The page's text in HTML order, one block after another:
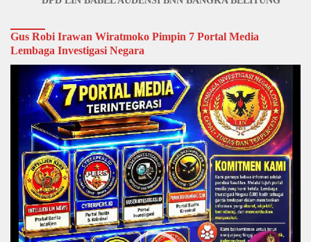
Gus Robi Irawan Wiratmoko Pimpin 7 Portal Media
Lembaga Investigasi Negara
Video
Player